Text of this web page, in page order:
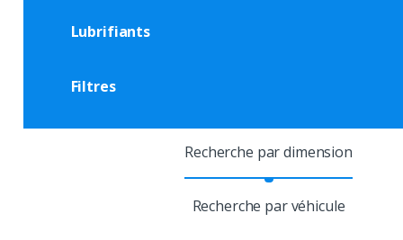
Lubrifiants
Filtres
Recherche par dimension
Recherche par véhicule